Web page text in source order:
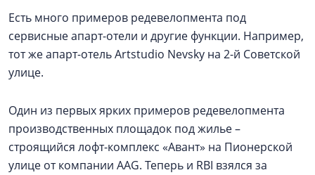
Есть много примеров редевелопмента под
сервисные апарт-отели и другие функции. Например,
тот же апарт-отель Artstudio Nevsky на 2-й Советской
улице.
Один из первых ярких примеров редевелопмента
производственных площадок под жилье –
строящийся лофт-комплекс «Авант» на Пионерской
улице от компании AAG. Теперь и RBI взялся за